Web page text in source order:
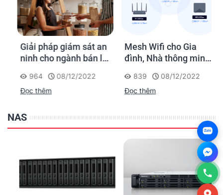
Giải pháp giám sát an
ninh cho ngành bán lẻ
964
08/12/2022
Đọc thêm
Mesh Wifi cho Gia
đình, Nhà thông minh
phòng nhỏ
839
08/12/2022
Đọc thêm
NAS
Zalo